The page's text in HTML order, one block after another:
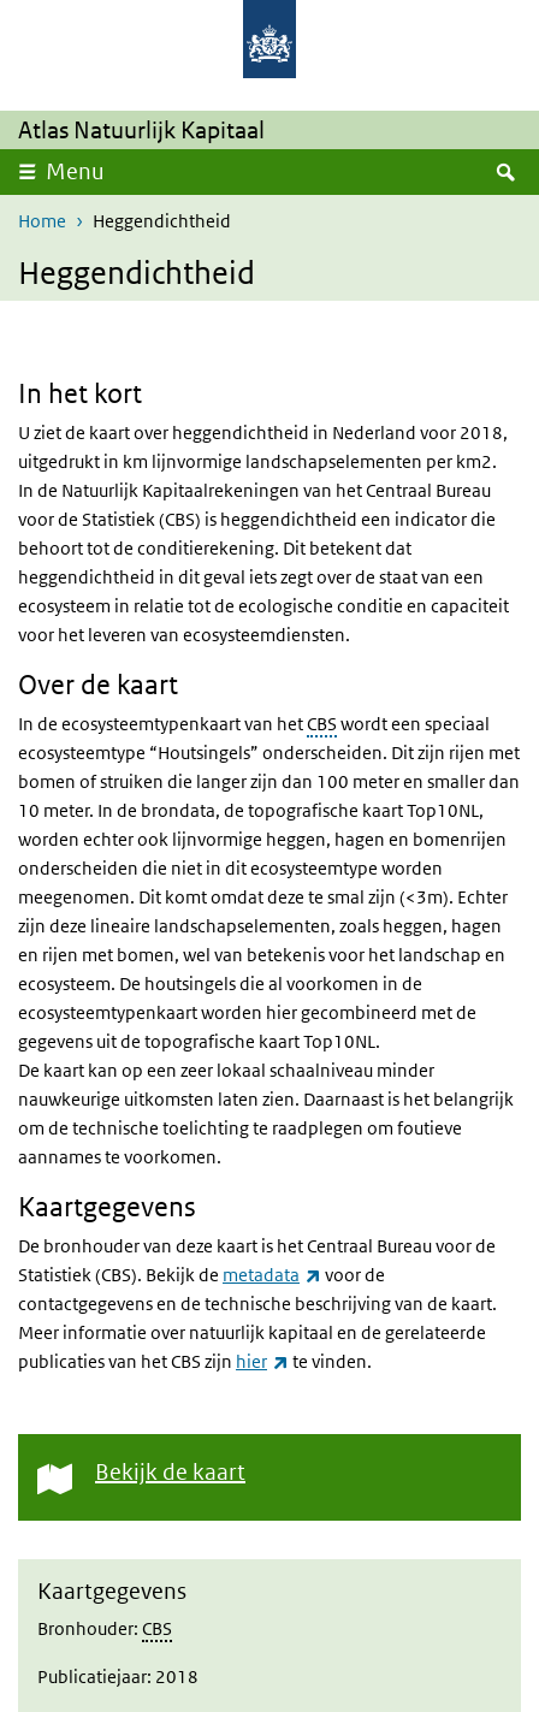
Overslaan en naar de inhoud gaan
Atlas Natuurlijk Kapitaal
Menu
Home Heggendichtheid
Heggendichtheid
In het kort
U ziet de kaart over heggendichtheid in Nederland voor 2018,
uitgedrukt in km lijnvormige landschapselementen per km2.
In de Natuurlijk Kapitaalrekeningen van het Centraal Bureau
voor de Statistiek (CBS) is heggendichtheid een indicator die
behoort tot de conditierekening. Dit betekent dat
heggendichtheid in dit geval iets zegt over de staat van een
ecosysteem in relatie tot de ecologische conditie en capaciteit
voor het leveren van ecosysteemdiensten.
Over de kaart
In de ecosysteemtypenkaart van hetCBS wordt een speciaal
ecosysteemtype “Houtsingels” onderscheiden. Dit zijn rijen met
bomen of struiken die langer zijn dan 100 meter en smaller dan
10 meter. In de brondata, de topografische kaart Top10NL,
worden echter ook lijnvormige heggen, hagen en bomenrijen
onderscheiden die niet in dit ecosysteemtype worden
meegenomen. Dit komt omdat deze te smal zijn (<3m). Echter
zijn deze lineaire landschapselementen, zoals heggen, hagen
en rijen met bomen, wel van betekenis voor het landschap en
ecosysteem. De houtsingels die al voorkomen in de
ecosysteemtypenkaart worden hier gecombineerd met de
gegevens uit de topografische kaart Top10NL.
De kaart kan op een zeer lokaal schaalniveau minder
nauwkeurige uitkomsten laten zien. Daarnaast is het belangrijk
om de technische toelichting te raadplegen om foutieve
aannames te voorkomen.
Kaartgegevens
De bronhouder van deze kaart is het Centraal Bureau voor de
Statistiek (CBS). Bekijk de metadata (externe link)
voor de
contactgegevens en de technische beschrijving van de kaart.
Meer informatie over natuurlijk kapitaal en de gerelateerde
publicaties van het CBS zijn hier (externe link)
te vinden.
Bekijk de kaart
Kaartgegevens
Bronhouder: CBS
Publicatiejaar: 2018